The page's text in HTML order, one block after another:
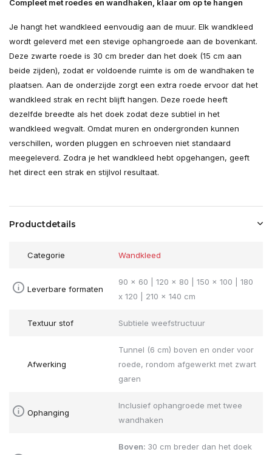
Compleet met roedes en wandhaken, klaar om op te hangen
Je hangt het wandkleed eenvoudig aan de muur. Elk wandkleed
wordt geleverd met een stevige ophangroede aan de bovenkant.
Deze zwarte roede is 30 cm breder dan het doek (15 cm aan
beide zijden), zodat er voldoende ruimte is om de wandhaken te
plaatsen. Aan de onderzijde zorgt een extra roede ervoor dat het
wandkleed strak en recht blijft hangen. Deze roede heeft
dezelfde breedte als het doek zodat deze subtiel in het
wandkleed wegvalt. Omdat muren en ondergronden kunnen
verschillen, worden pluggen en schroeven niet standaard
meegeleverd. Zodra je het wandkleed hebt opgehangen, geeft
het direct een strak en stijlvol resultaat.
Productdetails
Categorie Wandkleed
Leverbare formaten
90 x 60 | 120 x 80 | 150 x 100 | 180
x 120 | 210 x 140 cm
Textuur stof Subtiele weefstructuur
Afwerking
Tunnel (6 cm) boven en onder voor
roede, rondom afgewerkt met zwart
garen
Ophanging
Inclusief ophangroede met twee
wandhaken
Boven: 30 cm breder dan het doek